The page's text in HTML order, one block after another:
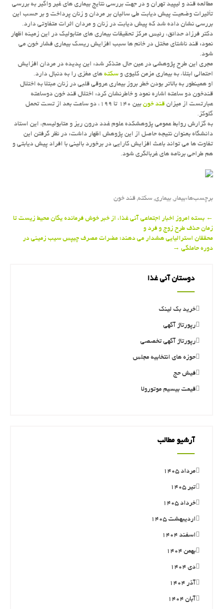
مطالعه قند و لیپید تهران و در جهت بررسی نتایج بیماری های غیر واگیر به بررسی
تأثیرات وضعیت پیش دیابت طی سالیان بر مردان و زنان پرداخت و بر حسب این
بررسی نشان داده شد كه پیش دیابت در زنان و مردان اثرات متفاوتی دارد.
دكتر فرزاد حدائق، رئیس مركز تحقیقات بیماری های متابولیك در این زمینه اظهار
نمود: قند ناشتای مختل در خانم ها سبب افزایش ریسك بیماری فشار خون می
شود.
مجری این طرح پژوهشی در عین حال متذكر شد: این پدیده در مردان افزایش
احتمالی ابتلاء به بیماری مزمن كلیوی وسكتههای مغزی را به دنبال دارد.
او همینطور به بالاتر بودن خطر بروز بیماری عروقی قلبی در زنان مبتلا به اختلال
قندخون دو ساعته اشاره نمود و خاطرنشان كرد: اختلال قند خون دوساعته
عبارتست از میزانقند خون
بین ۱۴۰ تا ۱۹۹، دو ساعت بعد از تست تحمل
گلوكز.
به گزارش روابط عمومی پژوهشكده علوم غدد درون ریز و متابولیسم، این استاد
دانشگاه بعنوان نتیجه حاصل از این پژوهش اظهار داشت: در نظر گرفتن این
تفاوت ها می تواند باعث افزایش كارایی در برخورد بالینی با افراد پیش دیابتی و
هم طراحی برنامه های غربالگری شود.
برچسب‌ها:بیمار,بیماری,سكته,قند خون
Post
navigation
←بسته امروز اخبار اجتماعی آنی غذا، از خبر خوش فرمانده یگان محیط زیست تا
زمان حذف طرح زوج و فرد و
محققان استرالیایی هشدار می دهند؛ مضرات مصرف چیپس سیب زمینی در
دوره حاملگی→
دوستان آنی غذا
خرید بک لینک
رپورتاژ آگهی
رپورتاژ آگهی تخصصی
حوزه های انتخابیه مجلس
فیش حج
قیمت بیسیم موتورولا
آرشیو مطالب
مرداد ۱۴۰۵
تیر ۱۴۰۵
خرداد ۱۴۰۵
اردیبهشت ۱۴۰۵
اسفند ۱۴۰۴
بهمن ۱۴۰۴
دی ۱۴۰۴
آذر ۱۴۰۴
آبان ۱۴۰۴